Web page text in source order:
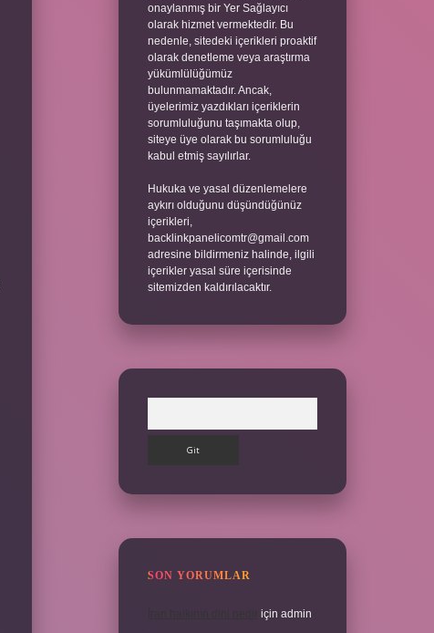
onaylanmış bir Yer Sağlayıcı
olarak hizmet vermektedir. Bu
nedenle, sitedeki içerikleri proaktif
olarak denetleme veya araştırma
yükümlülüğümüz
bulunmamaktadır. Ancak,
üyelerimiz yazdıkları içeriklerin
sorumluluğunu taşımakta olup,
siteye üye olarak bu sorumluluğu
kabul etmiş sayılırlar.
Hukuka ve yasal düzenlemelere
aykırı olduğunu düşündüğünüz
içerikleri,
backlinkpanelicomtr@gmail.com
adresine bildirmeniz halinde, ilgili
içerikler yasal süre içerisinde
sitemizden kaldırılacaktır.
SON YORUMLAR
için admin